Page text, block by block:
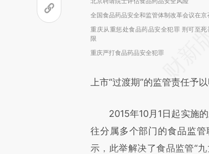
全国食品药品安全和监管体制改革会议在京
重庆从重惩处食品药品安全犯罪 刑可至死
限
重庆严打食品药品安全犯罪
上市“过渡期”的监管责任予以
2015年10月1日起实施的
往分属多个部门的食品监
示，此举解决了食品监管“